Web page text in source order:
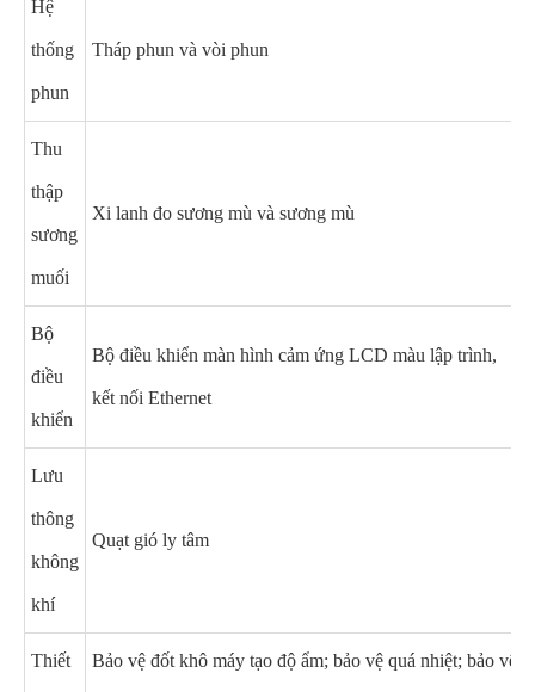
Hệ
thống
phun
Tháp phun và vòi phun
Thu
thập
sương
muối
Xi lanh đo sương mù và sương mù
Bộ
điều
khiển
Bộ điều khiển màn hình cảm ứng LCD màu lập trình,
kết nối Ethernet
Lưu
thông
không
khí
Quạt gió ly tâm
Thiết Bảo vệ đốt khô máy tạo độ ẩm; bảo vệ quá nhiệt; bảo vệ